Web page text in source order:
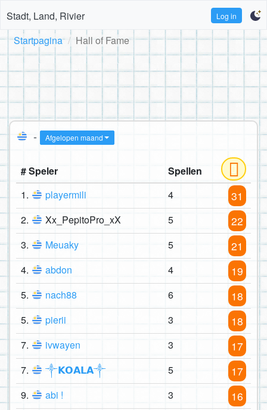
Stadt, Land, Rivier Log in
Startpagina Hall of Fame
- Afgelopen maand
# Speler
Spellen
1.
playermili 4 31
2. Xx_PepitoPro_xX 5 22
3. Meuaky 5 21
4. abdon 4 19
5. nach88 6 18
5. pierii 3 18
7. ivwayen 3 17
7. ༒𝗞𝗢𝗔𝗟𝗔༒ 5 17
9. abi ! 3 16